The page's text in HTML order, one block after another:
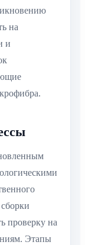
на
и
проверку на
Этапы